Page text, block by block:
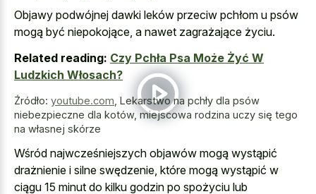
Objawy podwójnej dawki leków przeciw pchłom u psów
mogą być niepokojące, a nawet zagrażające życiu.
Related reading: Czy Pchła Psa Może Żyć W
Ludzkich Włosach?
Źródło: youtube.com Lekarstwo na pchły dla psów
niebezpieczne dla kotów, miejscowa rodzina uczy się tego
na własnej skórze
Wśród najwcześniejszych objawów mogą wystąpić
drażnienie i silne swędzenie, które mogą wystąpić w
ciągu 15 minut do kilku godzin po spożyciu lub